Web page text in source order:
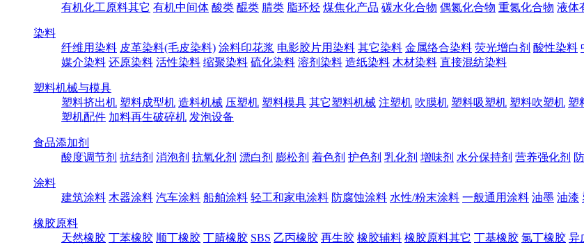
有机化工原料其它 有机中间体 酸类 醌类 腈类 脂环烃 煤焦化产品 碳水化合物 偶氮化合物 重氮化合物 液体
染料
纤维用染料 皮革染料(毛皮染料) 涂料印花浆 电影胶片用染料 其它染料 金属络合染料 荧光增白剂 酸性染料
媒介染料 还原染料 活性染料 缩聚染料 硫化染料 溶剂染料 造纸染料 木材染料 直接混纺染料
塑料机械与模具
塑料挤出机 塑料成型机 造料机械 压塑机 塑料模具 其它塑料机械 注塑机 吹膜机 塑料吸塑机 塑料吹塑机 塑
塑机配件 加料再生破碎机 发泡设备
食品添加剂
酸度调节剂 抗结剂 消泡剂 抗氧化剂 漂白剂 膨松剂 着色剂 护色剂 乳化剂 增味剂 水分保持剂 营养强化剂
涂料
建筑涂料 木器涂料 汽车涂料 船舶涂料 轻工和家电涂料 防腐蚀涂料 水性/粉末涂料 一般通用涂料 油墨 油漆
橡胶原料
天然橡胶 丁苯橡胶 顺丁橡胶 丁腈橡胶 SBS 乙丙橡胶 再生胶 橡胶辅料 橡胶原料其它 丁基橡胶 氯丁橡胶 异